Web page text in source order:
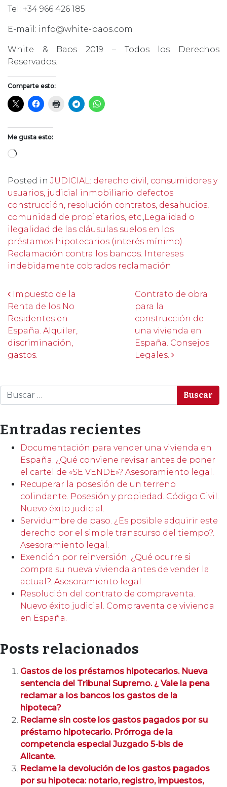
Tel: +34 966 426 185
E-mail: info@white-baos.com
White & Baos 2019 – Todos los Derechos
Reservados.
Comparte esto:
Me gusta esto:
Cargando...
Posted in JUDICIAL: derecho civil, consumidores y
usuarios, judicial inmobiliario: defectos
construcción, resolución contratos, desahucios,
comunidad de propietarios, etc. Legalidad o
ilegalidad de las cláusulas suelos en los
préstamos hipotecarios (interés mínimo).
Reclamación contra los bancos. Intereses
indebidamente cobrados reclamación
Post navigation
Impuesto de la
Renta de los No
Residentes en
España. Alquiler,
discriminación,
gastos.
Contrato de obra
para la
construcción de
una vivienda en
España. Consejos
Legales.
Buscar
Entradas recientes
Documentación para vender una vivienda en
España. ¿Qué conviene revisar antes de poner
el cartel de «SE VENDE»? Asesoramiento legal.
Recuperar la posesión de un terreno
colindante. Posesión y propiedad. Código Civil.
Nuevo éxito judicial.
Servidumbre de paso. ¿Es posible adquirir este
derecho por el simple transcurso del tiempo?.
Asesoramiento legal.
Exención por reinversión. ¿Qué ocurre si
compra su nueva vivienda antes de vender la
actual?. Asesoramiento legal.
Resolución del contrato de compraventa.
Nuevo éxito judicial. Compraventa de vivienda
en España.
Posts relacionados
Gastos de los préstamos hipotecarios. Nueva
sentencia del Tribunal Supremo. ¿ Vale la pena
reclamar a los bancos los gastos de la
hipoteca?
Reclame sin coste los gastos pagados por su
préstamo hipotecario. Prórroga de la
competencia especial Juzgado 5-bis de
Alicante.
Reclame la devolución de los gastos pagados
por su hipoteca: notario, registro, impuestos,